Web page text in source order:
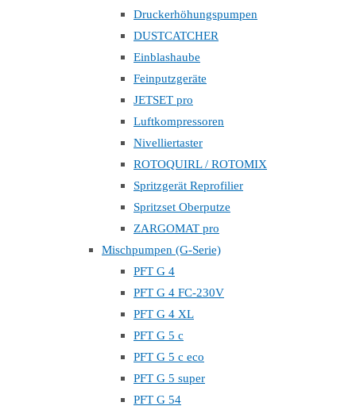
Druckerhöhungspumpen
DUSTCATCHER
Einblashaube
Feinputzgeräte
JETSET pro
Luftkompressoren
Nivelliertaster
ROTOQUIRL / ROTOMIX
Spritzgerät Reprofilier
Spritzset Oberputze
ZARGOMAT pro
Mischpumpen (G-Serie)
PFT G 4
PFT G 4 FC-230V
PFT G 4 XL
PFT G 5 c
PFT G 5 c eco
PFT G 5 super
PFT G 54